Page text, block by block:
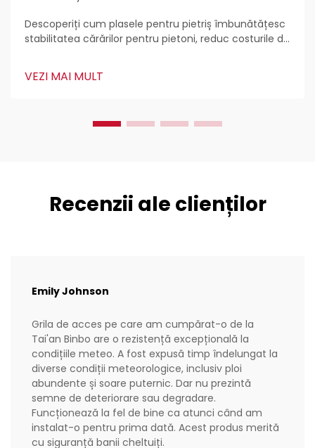
Descoperiți cum plasele pentru pietriș îmbunătățesc
stabilitatea cărărilor pentru pietoni, reduc costurile de
practici pentru instalare și întreținere pentru o
VEZI MAI MULT
Recenzii ale clienților
Emily Johnson
Grila de acces pe care am cumpărat-o de la
Tai'an Binbo are o rezistență excepțională la
condițiile meteo. A fost expusă timp îndelungat la
diverse condiții meteorologice, inclusiv ploi
abundente și soare puternic. Dar nu prezintă
semne de deteriorare sau degradare.
Funcționează la fel de bine ca atunci când am
instalat-o pentru prima dată. Acest produs merită
cu siguranță banii cheltuiți.